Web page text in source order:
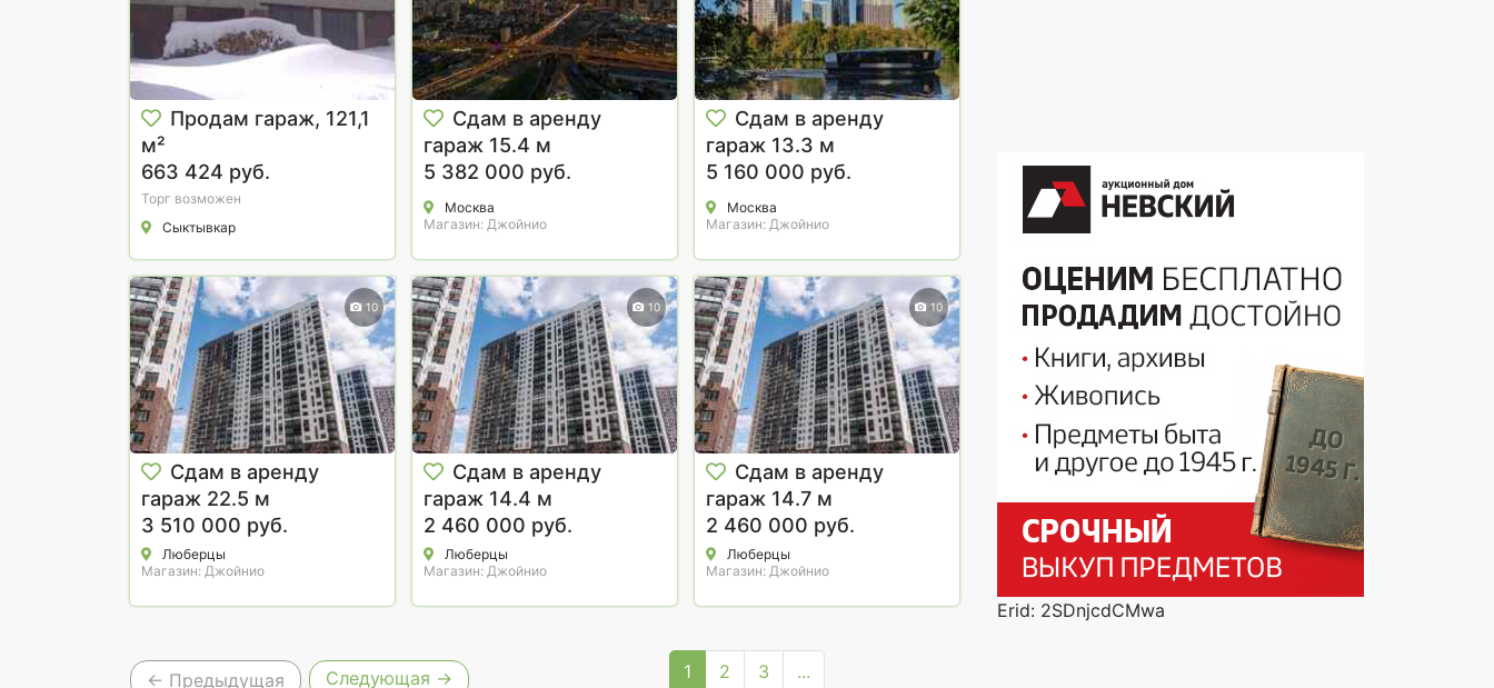
Продам гараж, 121,1
м²
663 424 руб.
Торг возможен
Сыктывкар
Сдам в аренду
гараж 15.4 м
5 382 000 руб.
Москва
Магазин: Джойнио
Сдам в аренду
гараж 13.3 м
5 160 000 руб.
Москва
Магазин: Джойнио
10
Сдам в аренду
гараж 22.5 м
3 510 000 руб.
Люберцы
Магазин: Джойнио
10
Сдам в аренду
гараж 14.4 м
2 460 000 руб.
Люберцы
Магазин: Джойнио
10
Сдам в аренду
гараж 14.7 м
2 460 000 руб.
Люберцы
Магазин: Джойнио
Erid: 2SDnjcdCMwa
← Предыдущая Следующая → 1 2 3 ...